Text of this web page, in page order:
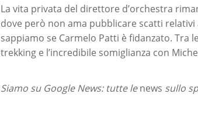
La vita privata del direttore d’orchestra
dove però non ama pubblicare scatti
sappiamo se Carmelo Patti è fidanzato. Tra
trekking e l’incredibile somiglianza con
Siamo su Google News: tutte lenews sullo